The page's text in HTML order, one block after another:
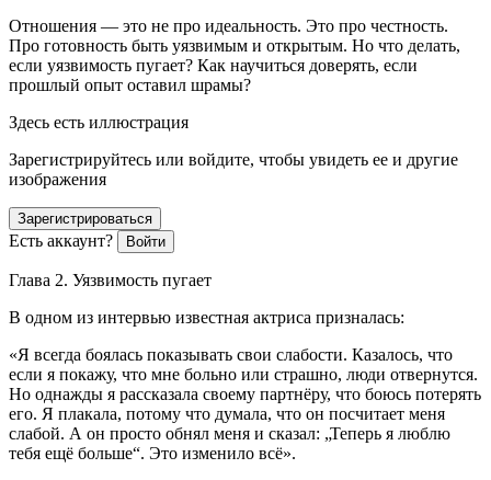
Отношения — это не про идеальность. Это про честность.
Про готовность быть уязвимым и открытым. Но что делать,
если уязвимость пугает? Как научиться доверять, если
прошлый опыт оставил шрамы?
Здесь есть иллюстрация
Зарегистрируйтесь или войдите, чтобы увидеть ее и другие
изображения
Зарегистрироваться
Есть аккаунт? Войти
Глава 2. Уязвимость пугает
В одном из интервью известная актриса призналась:
«Я всегда боялась показывать свои слабости. Казалось, что
если я покажу, что мне больно или страшно, люди отвернутся.
Но однажды я рассказала своему партнёру, что боюсь потерять
его. Я плакала, потому что думала, что он посчитает меня
слабой. А он просто обнял меня и сказал: „Теперь я люблю
тебя ещё больше“. Это изменило всё».